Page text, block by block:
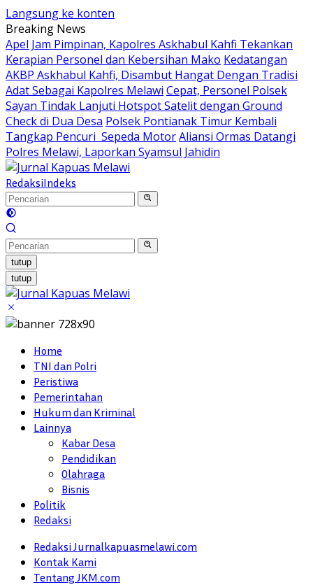
Langsung ke konten
Breaking News
Apel Jam Pimpinan, Kapolres Askhabul Kahfi Tekankan
Kerapian Personel dan Kebersihan Mako Kedatangan
AKBP Askhabul Kahfi, Disambut Hangat Dengan Tradisi
Adat Sebagai Kapolres Melawi Cepat, Personel Polsek
Sayan Tindak Lanjuti Hotspot Satelit dengan Ground
Check di Dua Desa Polsek Pontianak Timur Kembali
Tangkap Pencuri Sepeda MotorAliansi Ormas Datangi
Polres Melawi, Laporkan Syamsul Jahidin
RedaksiIndeks
tutup
tutup
Home
TNI dan Polri
Peristiwa
Pemerintahan
Hukum dan Kriminal
Lainnya
Kabar Desa
Pendidikan
Olahraga
Bisnis
Politik
Redaksi
Redaksi Jurnalkapuasmelawi.com
Kontak Kami
Tentang JKM.com